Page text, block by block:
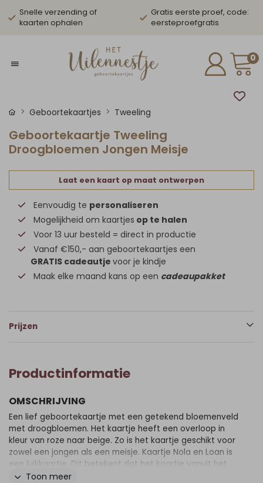
Snelle verzending of
kaarten ophalen
Gratis eerste proef, code:
eersteproefgratis
0
Geboortekaartjes Tweeling
Geboortekaartje Tweeling
Droogbloemen Jongen Meisje
Laat een kaart op maat ontwerpen
Eenvoudig te personaliseren
Mogelijkheid om kaartjes op te halen
Voor 13 uur besteld = direct in productie
Vanaf €150,- aan geboortekaartjes een
GRATIS cadeautje voor je kindje
Maak elke maand kans op een cadeaupakket
Prijzen
Productinformatie
OMSCHRIJVING
Een lief geboortekaartje met een getekend bloemenveld
met droogbloemen. Het kaartje heeft een overloop in
kleur van roze naar beige. Zo is het kaartje geschikt voor
zowel een jongen als een meisje. Kaartje Nola en Loan is
een luikkaartje. Dit betekent dat het kaartje vanuit het
midden opengaat. Zo heeft ieder kindje haar eigen zijde
Toon meer